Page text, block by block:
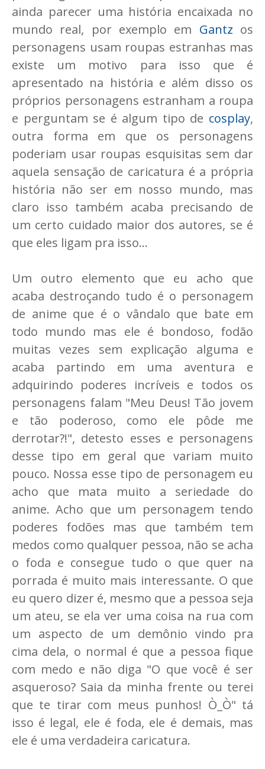
ainda parecer uma história encaixada no
mundo real, por exemplo em Gantz os
personagens usam roupas estranhas mas
existe um motivo para isso que é
apresentado na história e além disso os
próprios personagens estranham a roupa
e perguntam se é algum tipo de cosplay,
outra forma em que os personagens
poderiam usar roupas esquisitas sem dar
aquela sensação de caricatura é a própria
história não ser em nosso mundo, mas
claro isso também acaba precisando de
um certo cuidado maior dos autores, se é
que eles ligam pra isso...
Um outro elemento que eu acho que
acaba destroçando tudo é o personagem
de anime que é o vândalo que bate em
todo mundo mas ele é bondoso, fodão
muitas vezes sem explicação alguma e
acaba partindo em uma aventura e
adquirindo poderes incríveis e todos os
personagens falam "Meu Deus! Tão jovem
e tão poderoso, como ele pôde me
derrotar?!", detesto esses e personagens
desse tipo em geral que variam muito
pouco. Nossa esse tipo de personagem eu
acho que mata muito a seriedade do
anime. Acho que um personagem tendo
poderes fodões mas que também tem
medos como qualquer pessoa, não se acha
o foda e consegue tudo o que quer na
porrada é muito mais interessante. O que
eu quero dizer é, mesmo que a pessoa seja
um ateu, se ela ver uma coisa na rua com
um aspecto de um demônio vindo pra
cima dela, o normal é que a pessoa fique
com medo e não diga "O que você é ser
asqueroso? Saia da minha frente ou terei
que te tirar com meus punhos! Ò_Ò" tá
isso é legal, ele é foda, ele é demais, mas
ele é uma verdadeira caricatura.